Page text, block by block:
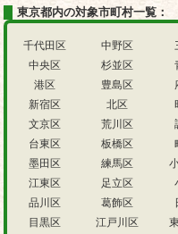
東京都内の対象市町村一覧：
千代田区
中央区
港区
新宿区
文京区
台東区
墨田区
江東区
品川区
目黒区
中野区
杉並区
豊島区
北区
荒川区
板橋区
練馬区
足立区
葛飾区
江戸川区